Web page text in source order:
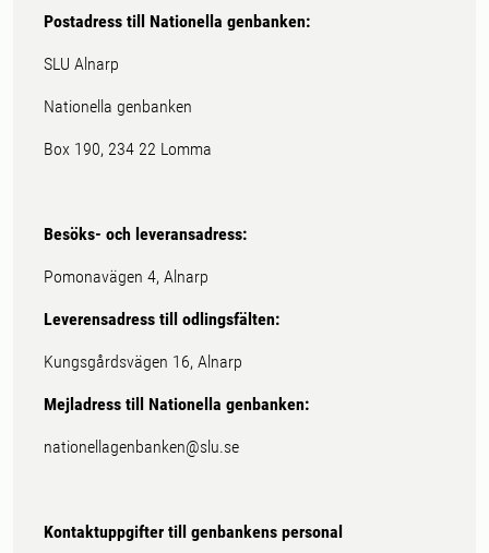
Postadress till Nationella genbanken:
SLU Alnarp
Nationella genbanken
Box 190, 234 22 Lomma
Besöks- och leveransadress:
Pomonavägen 4, Alnarp
Leverensadress till odlingsfälten:
Kungsgårdsvägen 16, Alnarp
Mejladress till Nationella genbanken:
nationellagenbanken@slu.se
Kontaktuppgifter till genbankens personal